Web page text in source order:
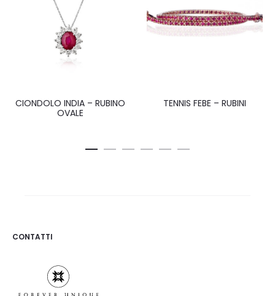
CIONDOLO INDIA – RUBINO
OVALE
TENNIS FEBE – RUBINI
CONTATTI